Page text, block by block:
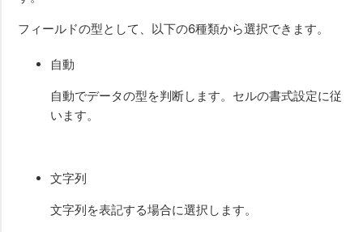
フィールドの型として、以下の6種類から選択できます。
自動
自動でデータの型を判断します。セルの書式設定に従
います。
文字列
文字列を表記する場合に選択します。